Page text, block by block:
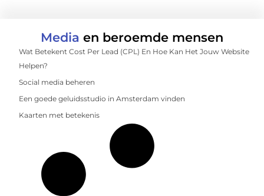
Media en beroemde mensen
Wat Betekent Cost Per Lead (CPL) En Hoe Kan Het Jouw Website
Helpen?
Social media beheren
Een goede geluidsstudio in Amsterdam vinden
Kaarten met betekenis